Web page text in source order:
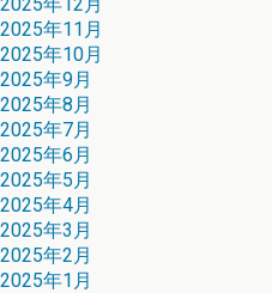
2025年11月
2025年10月
2025年9月
2025年8月
2025年7月
2025年6月
2025年5月
2025年4月
2025年3月
2025年2月
2025年1月